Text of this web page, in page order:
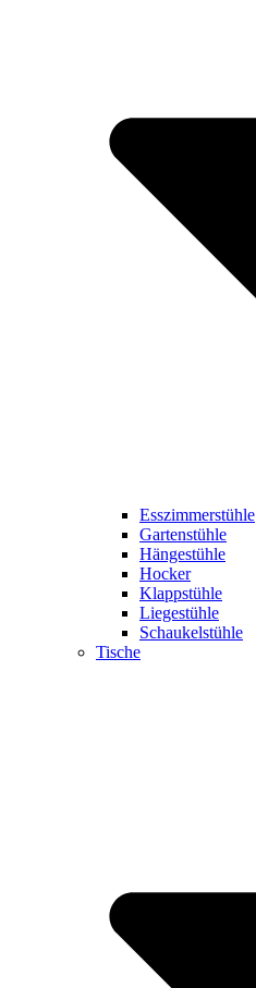
Esszimmerstühle
Gartenstühle
Hängestühle
Hocker
Klappstühle
Liegestühle
Schaukelstühle
Tische